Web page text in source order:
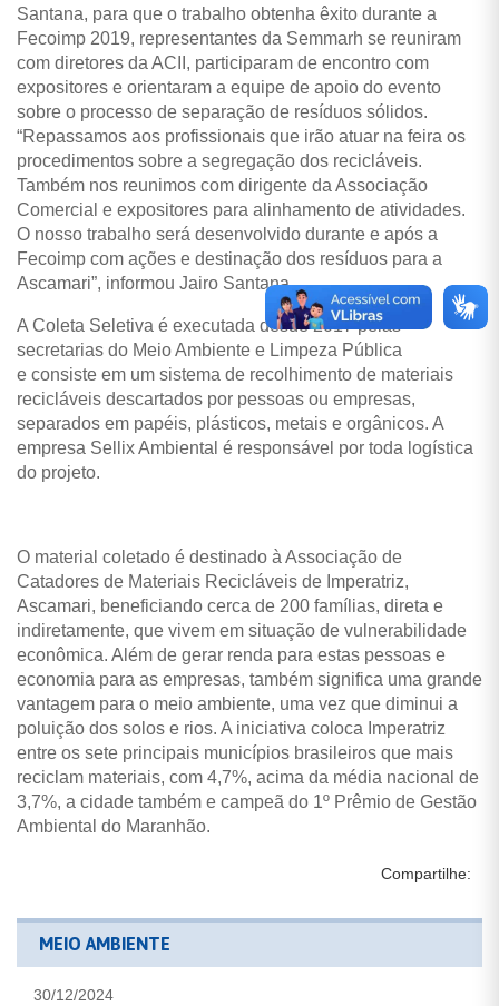
Santana, para que o trabalho obtenha êxito durante a
Fecoimp 2019, representantes da Semmarh se reuniram
com diretores da ACII, participaram de encontro com
expositores e orientaram a equipe de apoio do evento
sobre o processo de separação de resíduos sólidos.
“Repassamos aos profissionais que irão atuar na feira os
procedimentos sobre a segregação dos recicláveis.
Também nos reunimos com dirigente da Associação
Comercial e expositores para alinhamento de atividades.
O nosso trabalho será desenvolvido durante e após a
Fecoimp com ações e destinação dos resíduos para a
Ascamari”, informou Jairo Santana.
A Coleta Seletiva é executada desde 2017 pelas
secretarias do Meio Ambiente e Limpeza Pública
e consiste em um sistema de recolhimento de materiais
recicláveis descartados por pessoas ou empresas,
separados em papéis, plásticos, metais e orgânicos. A
empresa Sellix Ambiental é responsável por toda logística
do projeto.
O material coletado é destinado à Associação de
Catadores de Materiais Recicláveis de Imperatriz,
Ascamari, beneficiando cerca de 200 famílias, direta e
indiretamente, que vivem em situação de vulnerabilidade
econômica. Além de gerar renda para estas pessoas e
economia para as empresas, também significa uma grande
vantagem para o meio ambiente, uma vez que diminui a
poluição dos solos e rios. A iniciativa coloca Imperatriz
entre os sete principais municípios brasileiros que mais
reciclam materiais, com 4,7%, acima da média nacional de
3,7%, a cidade também e campeã do 1º Prêmio de Gestão
Ambiental do Maranhão.
Compartilhe:
MEIO AMBIENTE
30/12/2024